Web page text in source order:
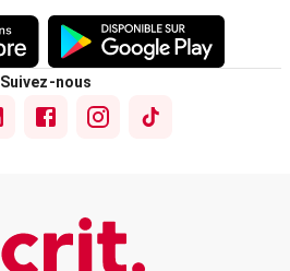
Suivez-nous